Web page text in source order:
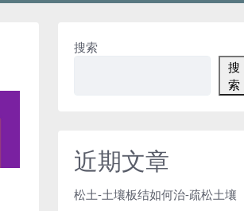
搜索
搜
索
近期文章
松土-土壤板结如何治-疏松土壤